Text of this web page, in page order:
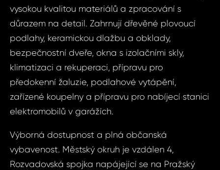
vysokou kvalitou materiálů a zpracování s
důrazem na detail. Zahrnují dřevěné plovoucí
podlahy, keramickou dlažbu a obklady,
bezpečnostní dveře, okna s izolačními skly,
klimatizaci a rekuperaci, přípravu pro
předokenní žaluzie, podlahové vytápění,
zařízené koupelny a přípravu pro nabíjecí stanici
elektromobilů v garážích.
Výborná dostupnost a plná občanská
vybavenost. Městský okruh je vzdálen 4,
Rozvadovská spojka napájející se na Pražský